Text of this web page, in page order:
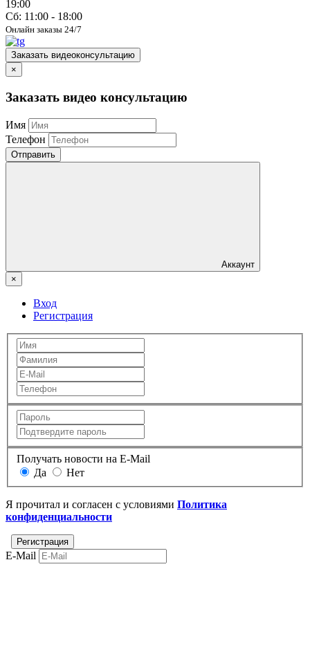
19:00
Сб: 11:00 - 18:00
Онлайн заказы 24/7
Заказать видеоконсультацию
×
Заказать видео консультацию
Имя
Телефон
Отправить
Аккаунт
×
Вход
Регистрация
Получать новости на E-Mail
Да
Нет
Я прочитал и согласен с условиями Политика
конфиденциальности
E-Mail